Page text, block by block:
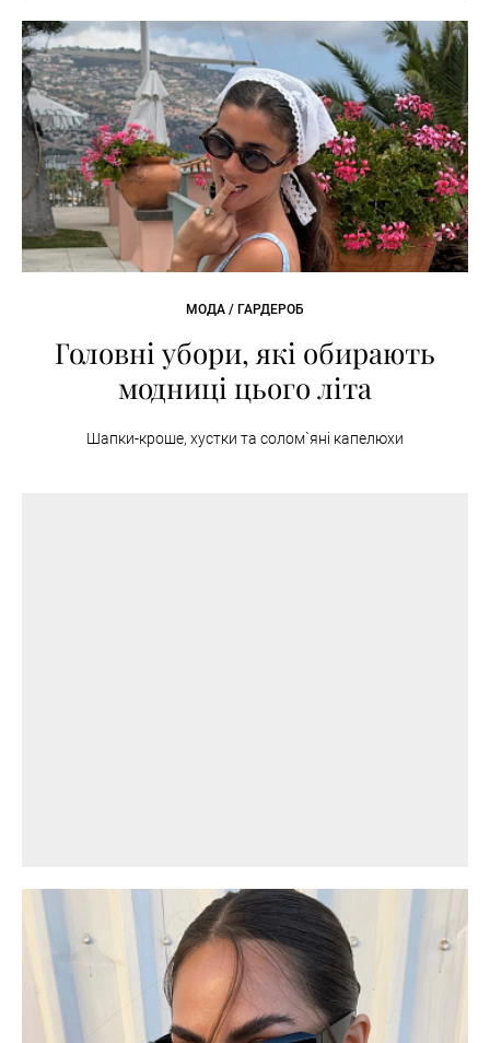
МОДА / ГАРДЕРОБ
Головні убори, які обирають
модниці цього літа
Шапки-кроше, хустки та солом`яні капелюхи